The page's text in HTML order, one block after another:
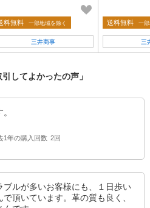
料無料 一部地域を除く
三井商事
送料無料 一
三
してよかったの声」
1年の購入回数 2回
ルが多いお客様にも、１日歩い
頂いています。革の質も良く、